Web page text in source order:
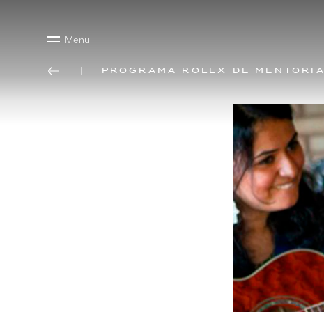
Menu
Programa Rolex de mentoria